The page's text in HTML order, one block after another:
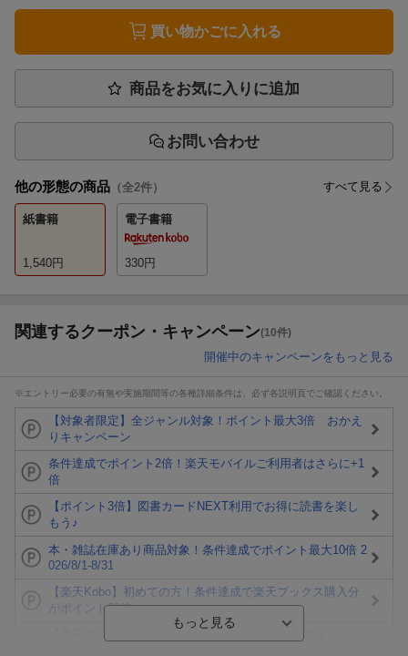
買い物かごに入れる
商品をお気に入りに追加
お問い合わせ
他の形態の商品 （全2件） すべて見る
紙書籍
1,540円
電子書籍
330円
関連するクーポン・キャンペーン(10件)
開催中のキャンペーンをもっと見る
※エントリー必要の有無や実施期間等の各種詳細条件は、必ず各説明頁でご確認ください。
【対象者限定】全ジャンル対象！ポイント最大3倍 おかえ
りキャンペーン
条件達成でポイント2倍！楽天モバイルご利用者はさらに+1
倍
【ポイント3倍】図書カードNEXT利用でお得に読書を楽し
もう♪
本・雑誌在庫あり商品対象！条件達成でポイント最大10倍 2
026/8/1-8/31
【楽天Kobo】初めての方！条件達成で楽天ブックス購入分
がポイント20倍